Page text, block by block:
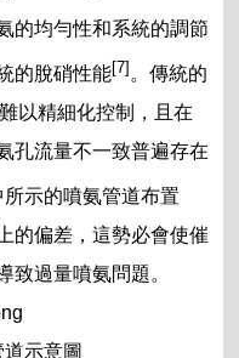
的均勻性和系統的調節
的脫硝性能[7] 。傳統的
以精細化控制，且在
孔流量不一致普遍存在
示的噴氨管道布置
的偏差，這勢必會使催
致過量噴氨問題。
示意圖